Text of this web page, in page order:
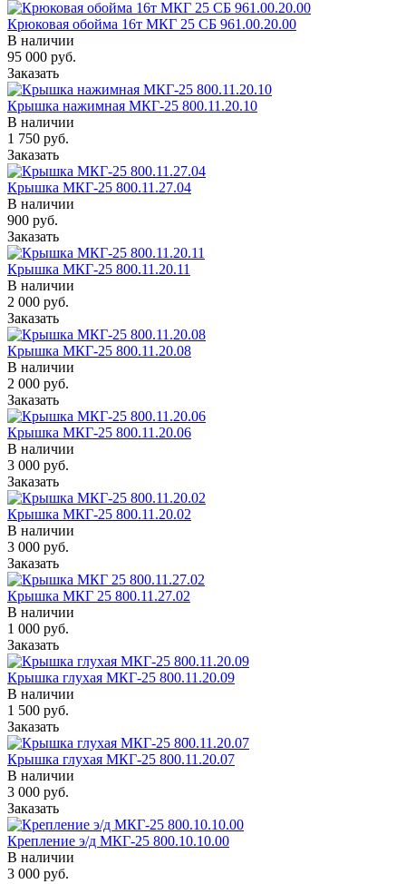
Крюковая обойма 16т МКГ 25 СБ 961.00.20.00
В наличии
95 000 руб.
Заказать
Крышка нажимная МКГ-25 800.11.20.10
В наличии
1 750 руб.
Заказать
Крышка МКГ-25 800.11.27.04
В наличии
900 руб.
Заказать
Крышка МКГ-25 800.11.20.11
В наличии
2 000 руб.
Заказать
Крышка МКГ-25 800.11.20.08
В наличии
2 000 руб.
Заказать
Крышка МКГ-25 800.11.20.06
В наличии
3 000 руб.
Заказать
Крышка МКГ-25 800.11.20.02
В наличии
3 000 руб.
Заказать
Крышка МКГ 25 800.11.27.02
В наличии
1 000 руб.
Заказать
Крышка глухая МКГ-25 800.11.20.09
В наличии
1 500 руб.
Заказать
Крышка глухая МКГ-25 800.11.20.07
В наличии
3 000 руб.
Заказать
Крепление э/д МКГ-25 800.10.10.00
В наличии
3 000 руб.